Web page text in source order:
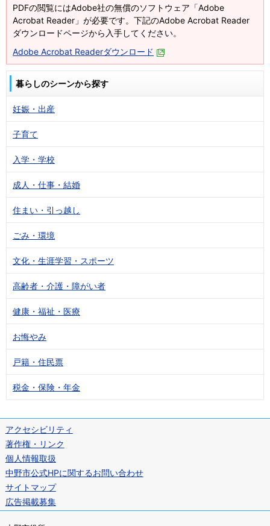
PDFの閲覧にはAdobe社の無償のソフトウェア「Adobe
Acrobat Reader」が必要です。下記のAdobe Acrobat Reader
ダウンロードページから入手してください。
Adobe Acrobat Readerダウンロード
暮らしのシーンから探す
妊娠・出産
子育て
入学・学校
成人・仕事・結婚
住まい・引っ越し
ごみ・環境
文化・生涯学習・スポーツ
高齢者・介護・障がい者
健康・福祉・医療
お悔やみ
戸籍・住民票
税金・保険・年金
アクセシビリティ
著作権・リンク
個人情報取扱
中野市公式HPに関するお問い合わせ
サイトマップ
広告掲載募集